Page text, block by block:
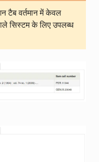
टैब वर्तमान में केवल
सिस्टम के लिए उपलब्ध